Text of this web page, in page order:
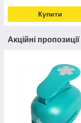
Купити
Акційні